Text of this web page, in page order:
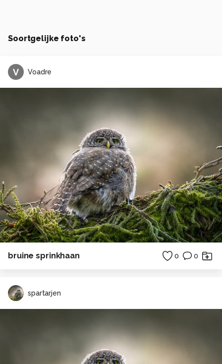
Soortgelijke foto's
V Voadre
bruine sprinkhaan 0 0
spartarjen